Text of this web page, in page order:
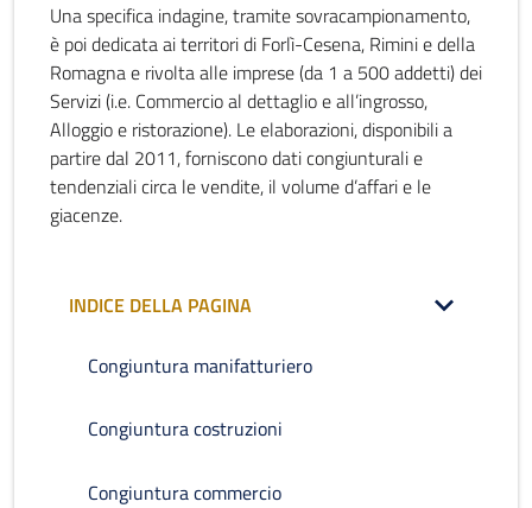
Una specifica indagine, tramite sovracampionamento,
è poi dedicata ai territori di Forlì-Cesena, Rimini e della
Romagna e rivolta alle imprese (da 1 a 500 addetti) dei
Servizi (i.e. Commercio al dettaglio e all’ingrosso,
Alloggio e ristorazione). Le elaborazioni, disponibili a
partire dal 2011, forniscono dati congiunturali e
tendenziali circa le vendite, il volume d’affari e le
giacenze.
INDICE DELLA PAGINA
Congiuntura manifatturiero
Congiuntura costruzioni
Congiuntura commercio